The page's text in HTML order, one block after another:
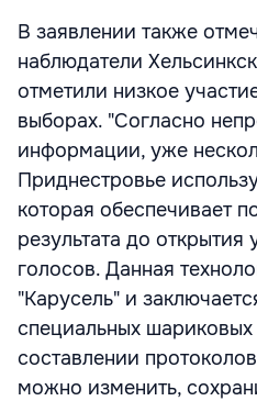
В заявлении также
наблюдатели
отметили низкое
выборах. "Согласно
информации, уже
Приднестровье
которая обеспечивает
результата до открытия
голосов. Данная
"Карусель" и
специальных шариковых
составлении
можно изменить,